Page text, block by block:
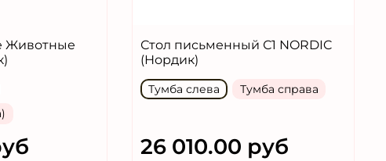
Животные
Стол письменный С1 NORDIC
(Нордик)
Тумба слева Тумба справа
26 010.00 руб